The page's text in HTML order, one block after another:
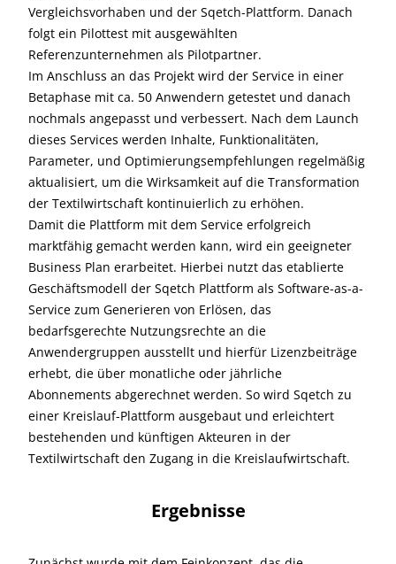
Vergleichsvorhaben und der Sqetch-Plattform. Danach
folgt ein Pilottest mit ausgewählten
Referenzunternehmen als Pilotpartner.
Im Anschluss an das Projekt wird der Service in einer
Betaphase mit ca. 50 Anwendern getestet und danach
nochmals angepasst und verbessert. Nach dem Launch
dieses Services werden Inhalte, Funktionalitäten,
Parameter, und Optimierungsempfehlungen regelmäßig
aktualisiert, um die Wirksamkeit auf die Transformation
der Textilwirtschaft kontinuierlich zu erhöhen.
Damit die Plattform mit dem Service erfolgreich
marktfähig gemacht werden kann, wird ein geeigneter
Business Plan erarbeitet. Hierbei nutzt das etablierte
Geschäftsmodell der Sqetch Plattform als Software-as-a-
Service zum Generieren von Erlösen, das
bedarfsgerechte Nutzungsrechte an die
Anwendergruppen ausstellt und hierfür Lizenzbeiträge
erhebt, die über monatliche oder jährliche
Abonnements abgerechnet werden. So wird Sqetch zu
einer Kreislauf-Plattform ausgebaut und erleichtert
bestehenden und künftigen Akteuren in der
Textilwirtschaft den Zugang in die Kreislaufwirtschaft.
Ergebnisse